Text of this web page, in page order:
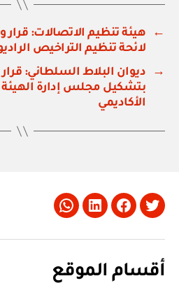
←
لائحة تنظيم التراخيص
→
بتشكيل مجلس إدارة الهيئة
الأكاديمي
Twitter
Facebook
LinkedIn
Whatsapp
أقسام الموقع